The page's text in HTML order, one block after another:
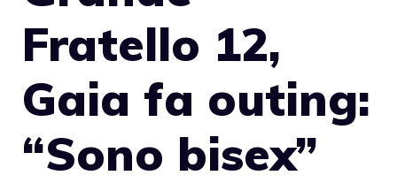
Fratello 12,
Gaia fa outing:
“Sono bisex”